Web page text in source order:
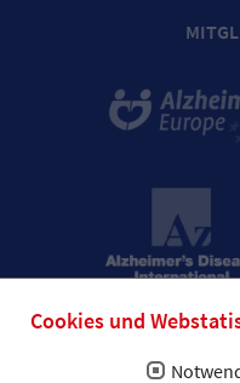
Cookies und